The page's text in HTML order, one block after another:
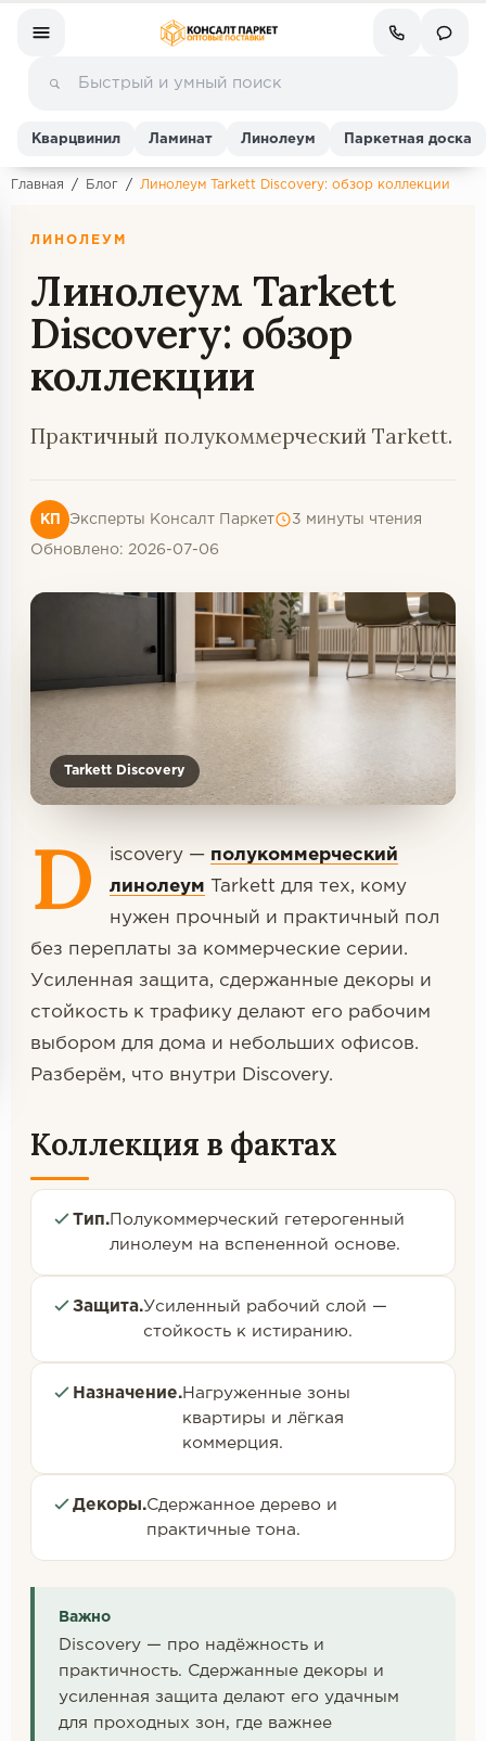
Ламинат
Линолеум
Кварц-винил (ПВХ плитка)
Инженерная доска
Паркетная доска
Пробковое покрытие
Ковровая плитка
Подложка
Строительные материалы
Кварцвинил Ламинат Линолеум Паркетная доска
Главная / Блог / Линолеум Tarkett Discovery: обзор коллекции
ЛИНОЛЕУМ
Линолеум Tarkett
Discovery: обзор
коллекции
Практичный полукоммерческий Tarkett.
КП Эксперты Консалт Паркет 3 минуты чтения
Обновлено: 2026-07-06
Tarkett Discovery
D iscovery — полукоммерческий
линолеум Tarkett для тех, кому
нужен прочный и практичный пол
без переплаты за коммерческие серии.
Усиленная защита, сдержанные декоры и
стойкость к трафику делают его рабочим
выбором для дома и небольших офисов.
Разберём, что внутри Discovery.
Коллекция в фактах
Тип. Полукоммерческий гетерогенный
линолеум на вспененной основе.
Защита.Усиленный рабочий слой —
стойкость к истиранию.
Назначение.Нагруженные зоны
квартиры и лёгкая
коммерция.
Декоры.Сдержанное дерево и
практичные тона.
Важно
Discovery — про надёжность и
практичность. Сдержанные декоры и
усиленная защита делают его удачным
для проходных зон, где важнее